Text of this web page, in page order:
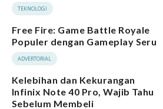
TEKNOLOGI
Free Fire: Game Battle Royale
Populer dengan Gameplay Seru
ADVERTORIAL
Kelebihan dan Kekurangan
Infinix Note 40 Pro, Wajib Tahu
Sebelum Membeli